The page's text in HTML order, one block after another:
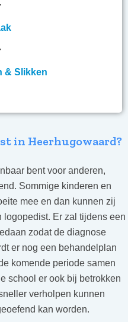
& Slikken
in Heerhugowaard?
bent voor anderen,
Sommige kinderen en
mee en dan kunnen zij
Er zal tijdens een
zodat de diagnose
er nog een behandelplan
komende periode samen
school er ook bij betrokken
verholpen kunnen
kan worden.